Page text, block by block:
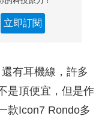
立即訂閱
有耳機線，許多
是頂便宜，但是作
款Icon7 Rondo多